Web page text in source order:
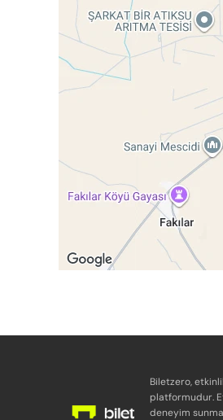
Biletzero,
platformudur.
deneyim